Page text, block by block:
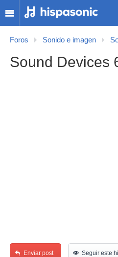
Foros Sonido e imagen
Sound Devices
Enviar post Seguir este